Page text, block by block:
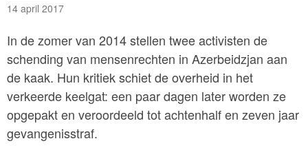
14 april 2017
In de zomer van 2014 stellen twee activisten de
schending van mensenrechten in Azerbeidzjan aan
de kaak. Hun kritiek schiet de overheid in het
verkeerde keelgat: een paar dagen later worden ze
opgepakt en veroordeeld tot achtenhalf en zeven jaar
gevangenisstraf.